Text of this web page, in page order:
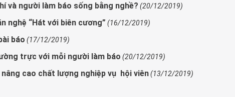
và người làm báo sống bằng nghề? (20/12/2019)
nghệ “Hát với biên cương” (16/12/2019)
báo (17/12/2019)
trực với mỗi người làm báo (20/12/2019)
cao chất lượng nghiệp vụ hội viên(13/12/2019)